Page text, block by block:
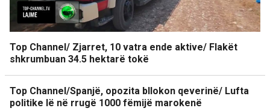
Top Channel/ Zjarret, 10 vatra ende aktive/ Flakët
shkrumbuan 34.5 hektarë tokë
Top Channel/Spanjë, opozita bllokon qeverinë/ Lufta
politike lë në rrugë 1000 fëmijë marokenë